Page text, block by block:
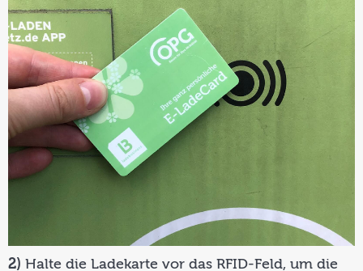
2) Halte die Ladekarte vor das RFID-Feld, um die